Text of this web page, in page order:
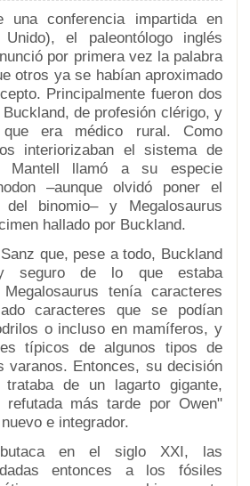
una conferencia impartida en
el paleontólogo inglés
por primera vez la palabra
otros ya se habían aproximado
Principalmente fueron dos
de profesión clérigo, y
que era médico rural. Como
interiorizaban el sistema de
Mantell llamó a su especie
–aunque olvidó poner el
del binomio– y Megalosaurus
hallado por Buckland.
que, pese a todo, Buckland
seguro de lo que estaba
tenía caracteres
caracteres que se podían
o incluso en mamíferos, y
típicos de algunos tipos de
varanos. Entonces, su decisión
de un lagarto gigante,
refutada más tarde por Owen"
e integrador.
butaca en el siglo XXI, las
dadas entonces a los fósiles